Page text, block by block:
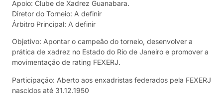
Apoio: Clube de Xadrez Guanabara.
Diretor do Torneio: A definir
Árbitro Principal: A definir
Objetivo: Apontar o campeão do torneio, desenvolver a
prática de xadrez no Estado do Rio de Janeiro e promover a
movimentação de rating FEXERJ.
Participação: Aberto aos enxadristas federados pela FEXERJ
nascidos até 31.12.1950